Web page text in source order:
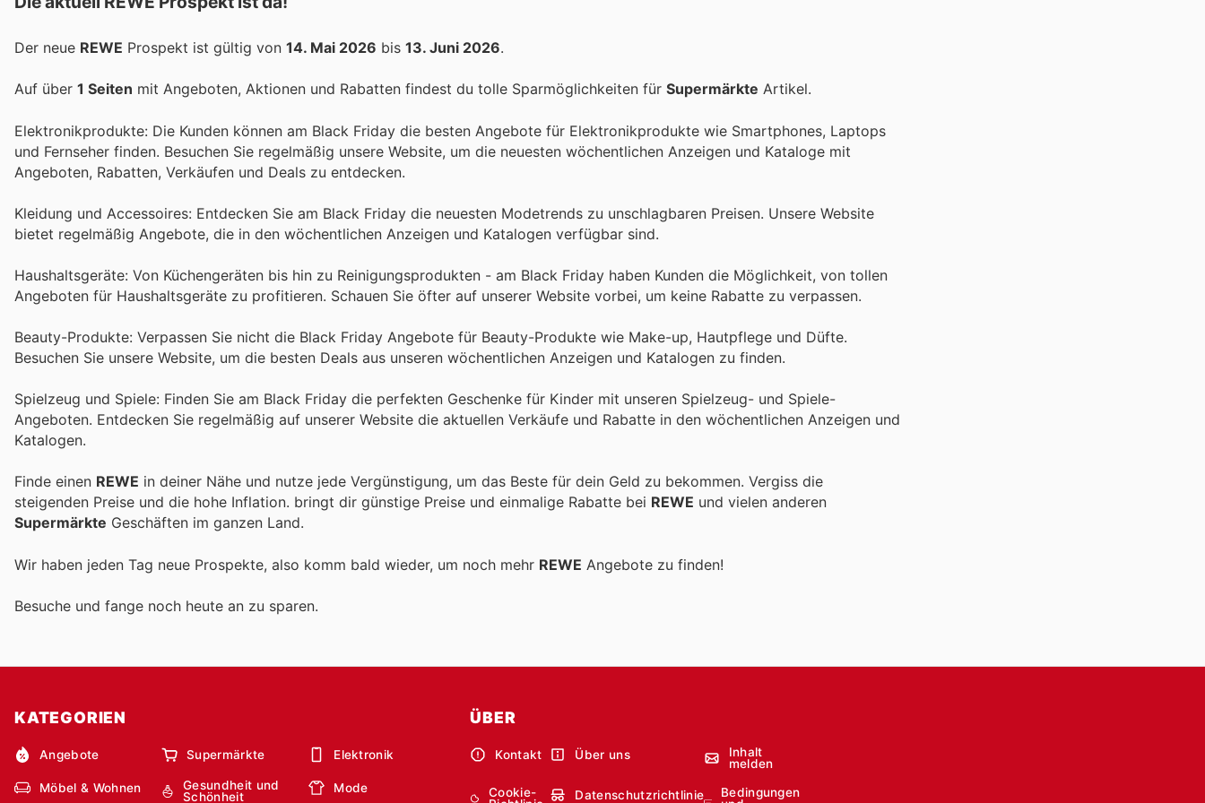
Der neue REWE Prospekt ist gültig von 14. Mai 2026 bis 13. Juni 2026.
Auf über 1 Seiten mit Angeboten, Aktionen und Rabatten findest du tolle Sparmöglichkeiten für Supermärkte Artikel.
Elektronikprodukte: Die Kunden können am Black Friday die besten Angebote für Elektronikprodukte wie Smartphones, Laptops
und Fernseher finden. Besuchen Sie regelmäßig unsere Website, um die neuesten wöchentlichen Anzeigen und Kataloge mit
Angeboten, Rabatten, Verkäufen und Deals zu entdecken.
Kleidung und Accessoires: Entdecken Sie am Black Friday die neuesten Modetrends zu unschlagbaren Preisen. Unsere Website
bietet regelmäßig Angebote, die in den wöchentlichen Anzeigen und Katalogen verfügbar sind.
Haushaltsgeräte: Von Küchengeräten bis hin zu Reinigungsprodukten - am Black Friday haben Kunden die Möglichkeit, von tollen
Angeboten für Haushaltsgeräte zu profitieren. Schauen Sie öfter auf unserer Website vorbei, um keine Rabatte zu verpassen.
Beauty-Produkte: Verpassen Sie nicht die Black Friday Angebote für Beauty-Produkte wie Make-up, Hautpflege und Düfte.
Besuchen Sie unsere Website, um die besten Deals aus unseren wöchentlichen Anzeigen und Katalogen zu finden.
Spielzeug und Spiele: Finden Sie am Black Friday die perfekten Geschenke für Kinder mit unseren Spielzeug- und Spiele-
Angeboten. Entdecken Sie regelmäßig auf unserer Website die aktuellen Verkäufe und Rabatte in den wöchentlichen Anzeigen und
Katalogen.
Finde einen REWE in deiner Nähe und nutze jede Vergünstigung, um das Beste für dein Geld zu bekommen. Vergiss die
steigenden Preise und die hohe Inflation. bringt dir günstige Preise und einmalige Rabatte bei REWE und vielen anderen
Supermärkte Geschäften im ganzen Land.
Wir haben jeden Tag neue Prospekte, also komm bald wieder, um noch mehr REWE Angebote zu finden!
Besuche und fange noch heute an zu sparen.
KATEGORIEN
Angebote Supermärkte Elektronik
Möbel & Wohnen
Gesundheit und
Schönheit
Mode
ÜBER
Kontakt Über uns
Inhalt
melden
Cookie-
Datenschutzrichtlinie
Bedingungen